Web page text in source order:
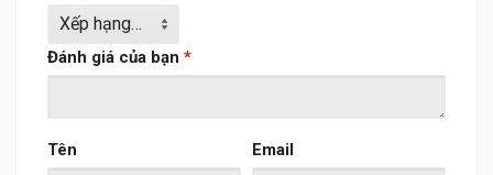
Đánh giá của bạn *
Tên Email